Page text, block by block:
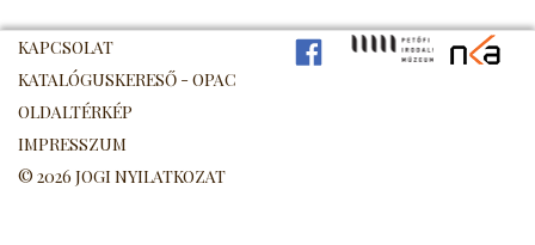
FB PIM
KAPCSOLAT
KATALÓGUSKERESŐ - OPAC
OLDALTÉRKÉP
IMPRESSZUM
© 2026 JOGI NYILATKOZAT